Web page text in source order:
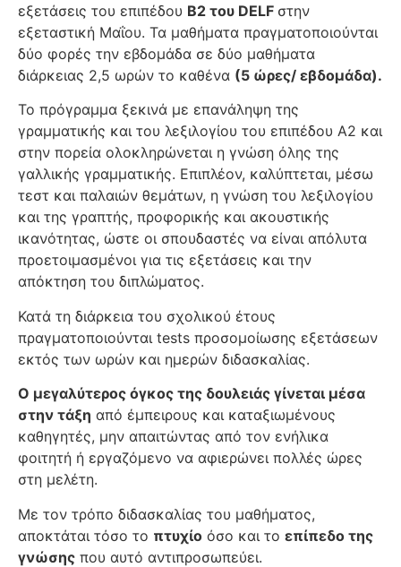
εξετάσεις του επιπέδου Β2 του DELF στην
εξεταστική Μαΐου. Τα μαθήματα πραγματοποιούνται
δύο φορές την εβδομάδα σε δύο μαθήματα
διάρκειας 2,5 ωρών το καθένα (5 ώρες/ εβδομάδα).
Το πρόγραμμα ξεκινά με επανάληψη της
γραμματικής και του λεξιλογίου του επιπέδου Α2 και
στην πορεία ολοκληρώνεται η γνώση όλης της
γαλλικής γραμματικής. Επιπλέον, καλύπτεται, μέσω
τεστ και παλαιών θεμάτων, η γνώση του λεξιλογίου
και της γραπτής, προφορικής και ακουστικής
ικανότητας, ώστε οι σπουδαστές να είναι απόλυτα
προετοιμασμένοι για τις εξετάσεις και την
απόκτηση του διπλώματος.
Κατά τη διάρκεια του σχολικού έτους
πραγματοποιούνται tests προσομοίωσης εξετάσεων
εκτός των ωρών και ημερών διδασκαλίας.
Ο μεγαλύτερος όγκος της δουλειάς γίνεται μέσα
στην τάξη από έμπειρους και καταξιωμένους
καθηγητές, μην απαιτώντας από τον ενήλικα
φοιτητή ή εργαζόμενο να αφιερώνει πολλές ώρες
στη μελέτη.
Με τον τρόπο διδασκαλίας του μαθήματος,
αποκτάται τόσο το πτυχίο όσο και το επίπεδο της
γνώσης που αυτό αντιπροσωπεύει.